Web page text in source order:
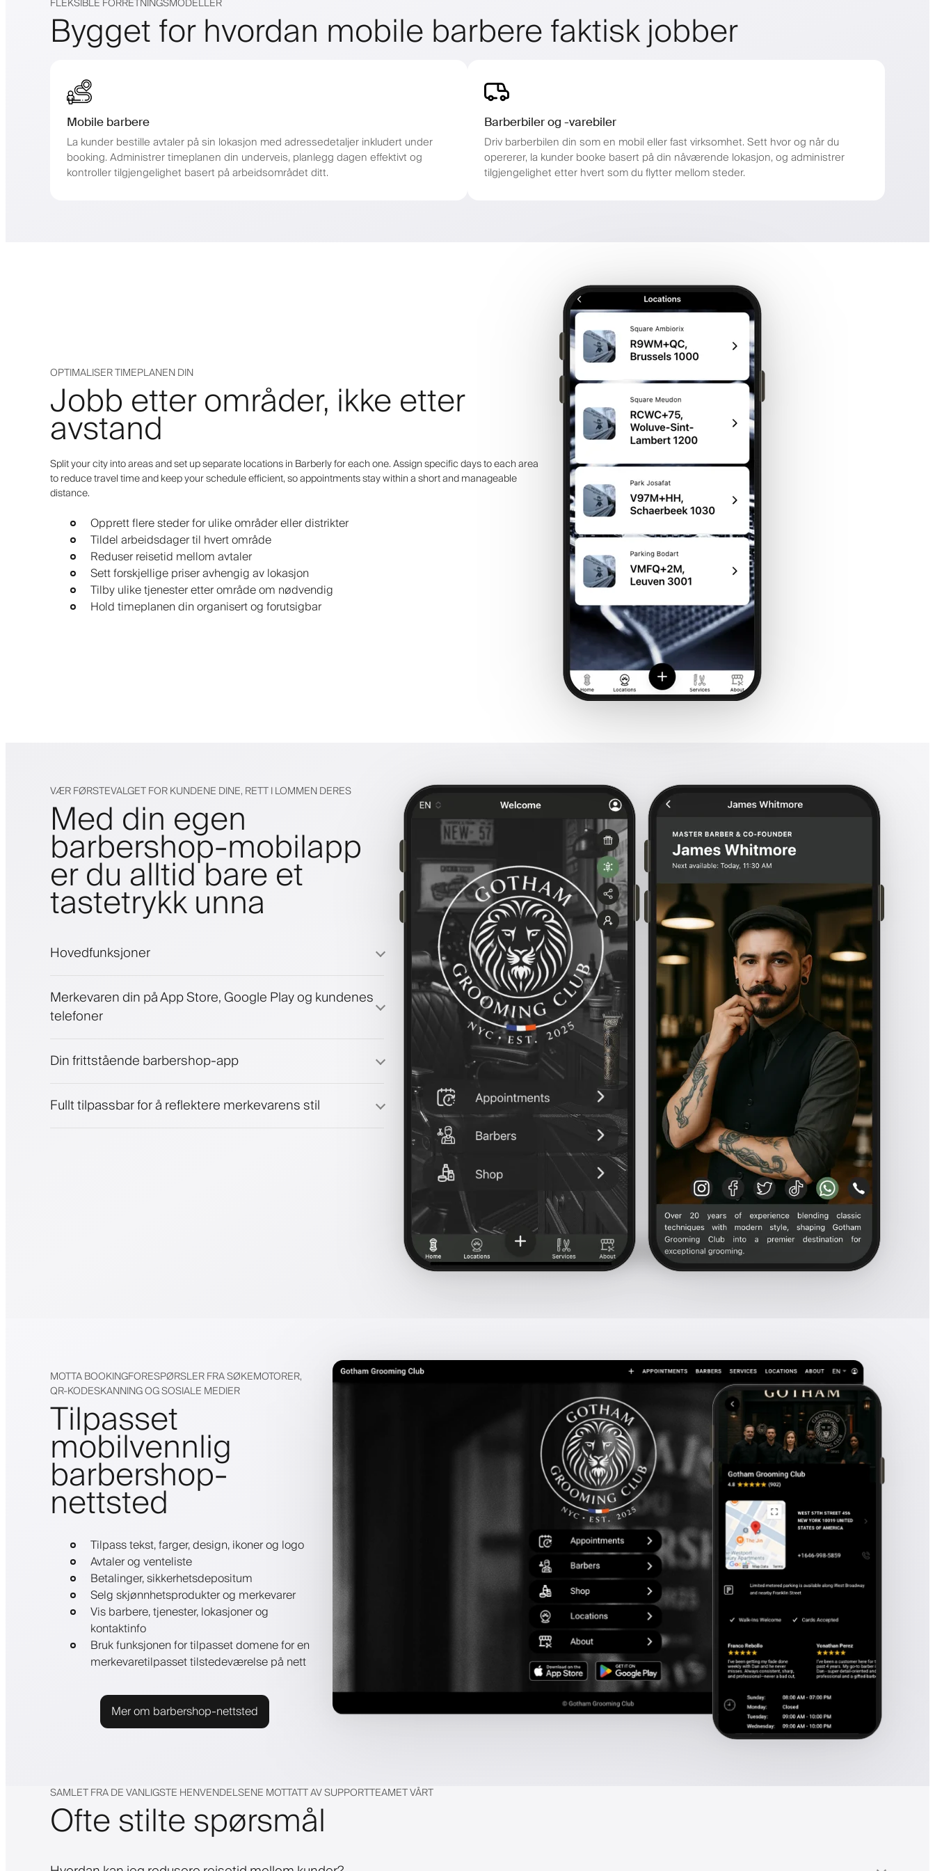
Bygget for hvordan mobile barbere faktisk jobber
Mobile barbere
La kunder bestille avtaler på sin lokasjon med adressedetaljer inkludert under
booking. Administrer timeplanen din underveis, planlegg dagen effektivt og
kontroller tilgjengelighet basert på arbeidsområdet ditt.
Barberbiler og -varebiler
Driv barberbilen din som en mobil eller fast virksomhet. Sett hvor og når du
opererer, la kunder booke basert på din nåværende lokasjon, og administrer
tilgjengelighet etter hvert som du flytter mellom steder.
OPTIMALISER TIMEPLANEN DIN
Jobb etter områder, ikke etter
avstand
Split your city into areas and set up separate locations in Barberly for each one. Assign specific days to each area
to reduce travel time and keep your schedule efficient, so appointments stay within a short and manageable
distance.
Opprett flere steder for ulike områder eller distrikter
Tildel arbeidsdager til hvert område
Reduser reisetid mellom avtaler
Sett forskjellige priser avhengig av lokasjon
Tilby ulike tjenester etter område om nødvendig
Hold timeplanen din organisert og forutsigbar
VÆR FØRSTEVALGET FOR KUNDENE DINE, RETT I LOMMEN DERES
Med din egen
barbershop-mobilapp
er du alltid bare et
tastetrykk unna
Hovedfunksjoner
Betalinger, sikkerhetsdepositum
Selg skjønnhetsprodukter
Merkevaren din på App Store, Google Play og kundenes
telefoner
Din frittstående barbershop-app
Fullt tilpassbar for å reflektere merkevarens stil
MOTTA BOOKINGFORESPØRSLER FRA SØKEMOTORER,
QR-KODESKANNING OG SOSIALE MEDIER
Tilpasset
mobilvennlig
barbershop-
nettsted
Tilpass tekst, farger, design, ikoner og logo
Avtaler og venteliste
Betalinger, sikkerhetsdepositum
Selg skjønnhetsprodukter og merkevarer
Vis barbere, tjenester, lokasjoner og
kontaktinfo
Bruk funksjonen for tilpasset domene for en
merkevaretilpasset tilstedeværelse på nett
Mer om barbershop-nettsted
SAMLET FRA DE VANLIGSTE HENVENDELSENE MOTTATT AV SUPPORTTEAMET VÅRT
Ofte stilte spørsmål